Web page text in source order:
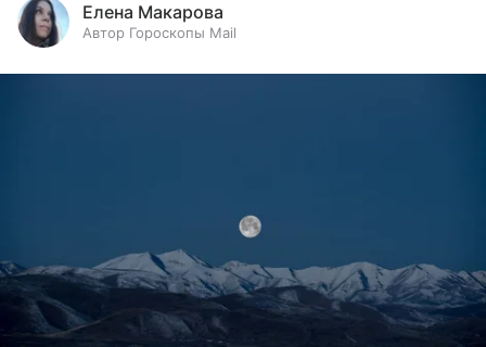
Елена Макарова
Автор Гороскопы Mail